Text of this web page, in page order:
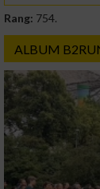
Rang: 754.
ALBUM